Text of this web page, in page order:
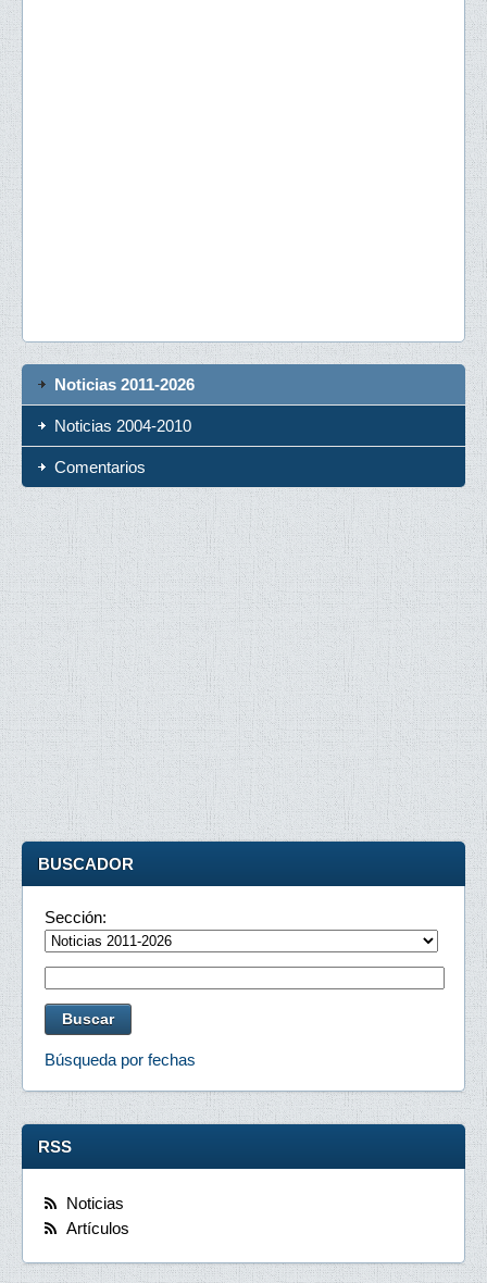
Noticias 2011-2026
Noticias 2004-2010
Comentarios
BUSCADOR
Sección:
Búsqueda por fechas
RSS
Noticias
Artículos